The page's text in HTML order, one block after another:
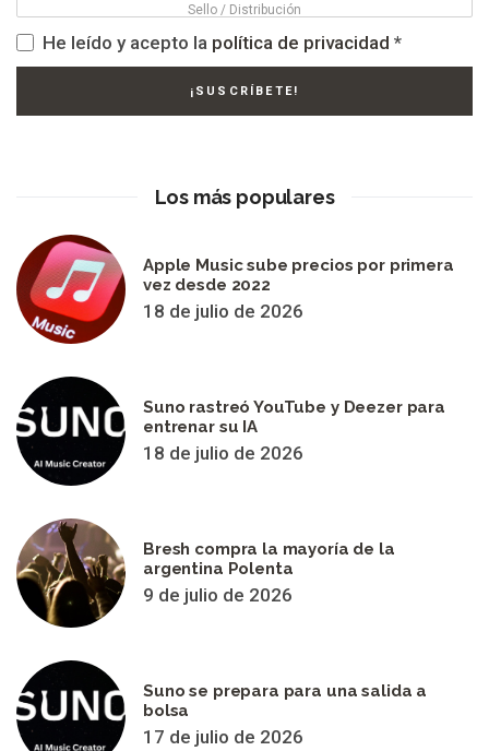
He leído y acepto la política de privacidad *
Los más populares
Apple Music sube precios por primera
vez desde 2022
18 de julio de 2026
Suno rastreó YouTube y Deezer para
entrenar su IA
18 de julio de 2026
Bresh compra la mayoría de la
argentina Polenta
9 de julio de 2026
Suno se prepara para una salida a
bolsa
17 de julio de 2026